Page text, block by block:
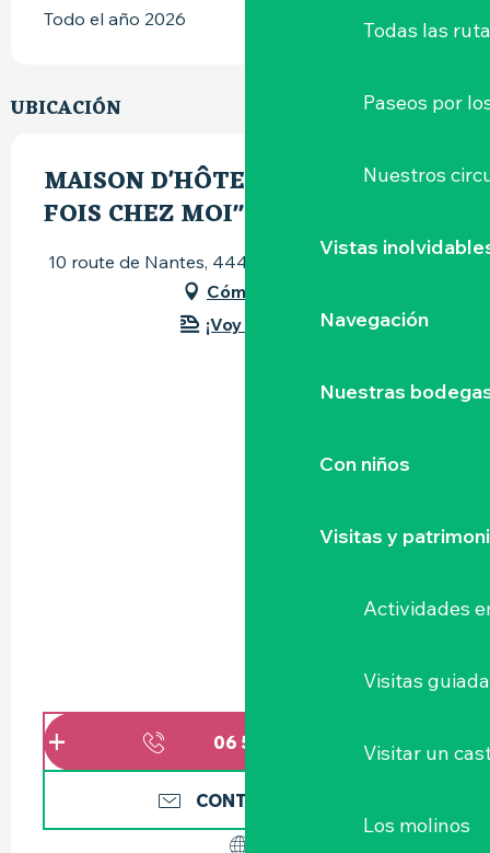
Todas las
Paseos por
Nuestros
Vistas
Navegación
Nuestras
Con niños
Visitas y
Actividades
Visitas
Visitar un
Los molinos
Todo el año 2026
UBICACIÓN
MAISON D'HÔTES "IL ÉTAIT UNE
FOIS CHEZ MOI"
10 route de Nantes, 44430 Le Loroux-Bottereau
Cómo llegar
¡Voy en tren!
06 51 02 09
CONTÁCTENOS